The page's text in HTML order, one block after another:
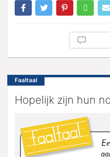
Faaltaal
Hopelijk zijn hun